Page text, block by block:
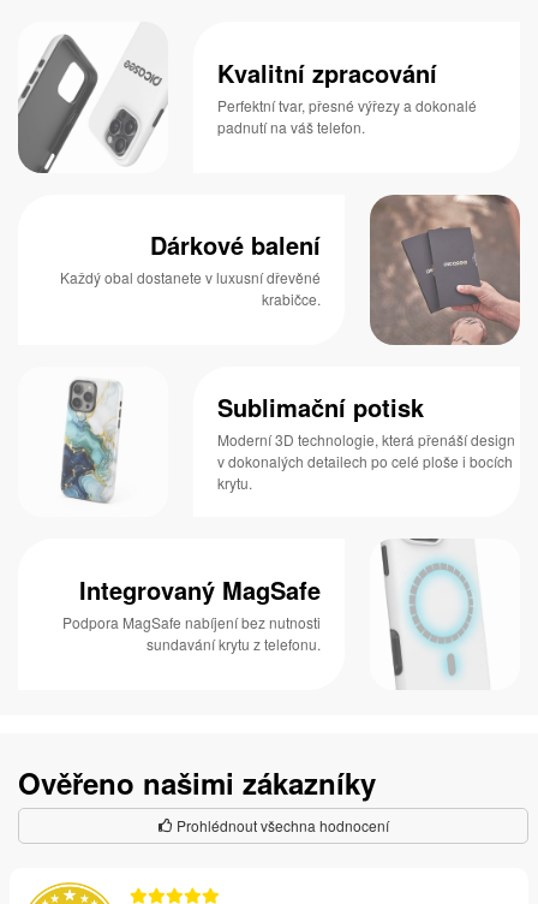
Kvalitní zpracování
Perfektní tvar, přesné výřezy a dokonalé
padnutí na váš telefon.
Dárkové balení
Každý obal dostanete v luxusní dřevěné
krabičce.
Sublimační potisk
Moderní 3D technologie, která přenáší design
v dokonalých detailech po celé ploše i bocích
krytu.
Integrovaný MagSafe
Podpora MagSafe nabíjení bez nutnosti
sundavání krytu z telefonu.
Ověřeno našimi zákazníky
Prohlédnout všechna hodnocení